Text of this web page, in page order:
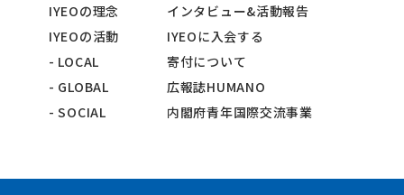
IYEOの理念
インタビュー&活動報告
IYEOの活動
IYEOに入会する
- LOCAL
寄付について
- GLOBAL
広報誌HUMANO
- SOCIAL
内閣府青年国際交流事業